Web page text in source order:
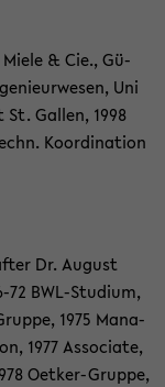
& Cie., Gü­
Uni
Gal­len, 1998
Ko­or­di­na­ti­on
Dr. Au­gust
​72 BWL-​Studium,
1975 Ma­na­
1977 As­so­cia­te,
Oetker-​Gruppe,